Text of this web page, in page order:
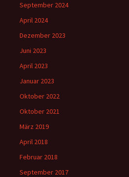
September 2024
April 2024
Dezember 2023
Juni 2023
April 2023
Januar 2023
Oktober 2022
Oktober 2021
März 2019
April 2018
Februar 2018
September 2017